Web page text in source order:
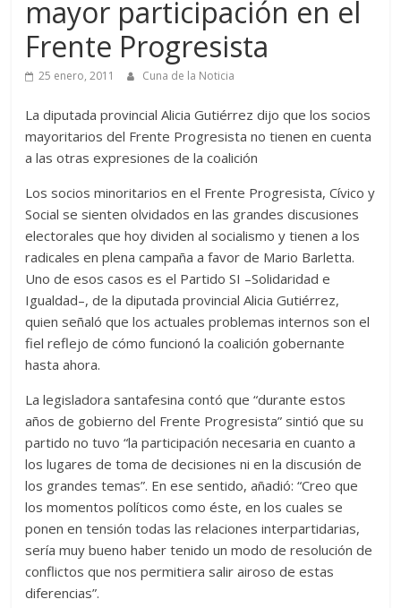
mayor participación en el
Frente Progresista
25 enero, 2011 Cuna de la Noticia
La diputada provincial Alicia Gutiérrez dijo que los socios
mayoritarios del Frente Progresista no tienen en cuenta
a las otras expresiones de la coalición
Los socios minoritarios en el Frente Progresista, Cívico y
Social se sienten olvidados en las grandes discusiones
electorales que hoy dividen al socialismo y tienen a los
radicales en plena campaña a favor de Mario Barletta.
Uno de esos casos es el Partido SI –Solidaridad e
Igualdad–, de la diputada provincial Alicia Gutiérrez,
quien señaló que los actuales problemas internos son el
fiel reflejo de cómo funcionó la coalición gobernante
hasta ahora.
La legisladora santafesina contó que “durante estos
años de gobierno del Frente Progresista” sintió que su
partido no tuvo “la participación necesaria en cuanto a
los lugares de toma de decisiones ni en la discusión de
los grandes temas”. En ese sentido, añadió: “Creo que
los momentos políticos como éste, en los cuales se
ponen en tensión todas las relaciones interpartidarias,
sería muy bueno haber tenido un modo de resolución de
conflictos que nos permitiera salir airoso de estas
diferencias”.